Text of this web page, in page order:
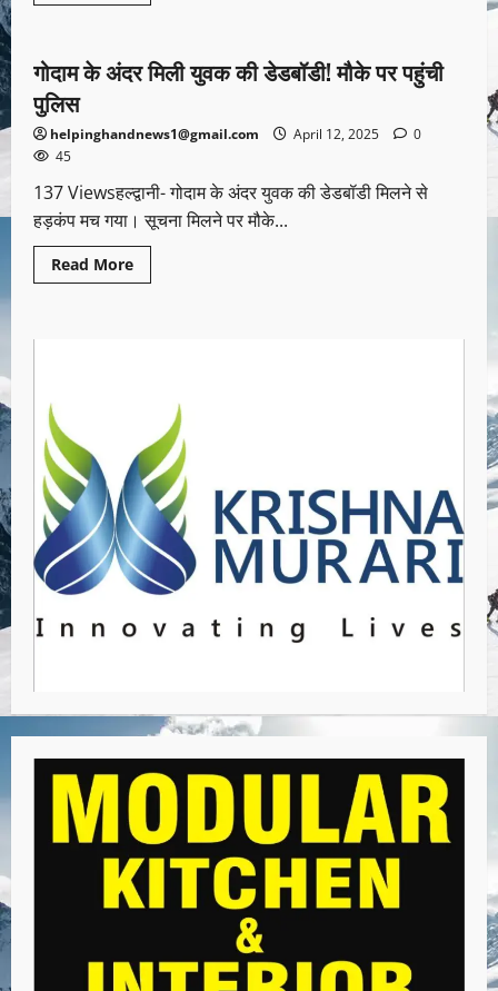
1 minute read
उत्तराखण्ड
गोदाम के अंदर मिली युवक की डेडबॉडी! मौके पर पहुंची
पुलिस
helpinghandnews1@gmail.com April 12, 2025
0
45
137 Viewsहल्द्वानी- गोदाम के अंदर युवक की डेडबॉडी मिलने से
हड़कंप मच गया। सूचना मिलने पर मौके...
Read More